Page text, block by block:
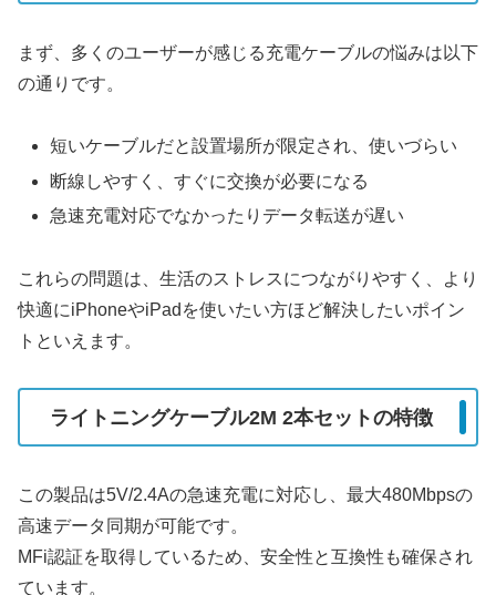
まず、多くのユーザーが感じる充電ケーブルの悩みは以下
の通りです。
短いケーブルだと設置場所が限定され、使いづらい
断線しやすく、すぐに交換が必要になる
急速充電対応でなかったりデータ転送が遅い
これらの問題は、生活のストレスにつながりやすく、より
快適にiPhoneやiPadを使いたい方ほど解決したいポイン
トといえます。
ライトニングケーブル2M 2本セットの特徴
この製品は5V/2.4Aの急速充電に対応し、最大480Mbpsの
高速データ同期が可能です。
MFi認証を取得しているため、安全性と互換性も確保され
ています。